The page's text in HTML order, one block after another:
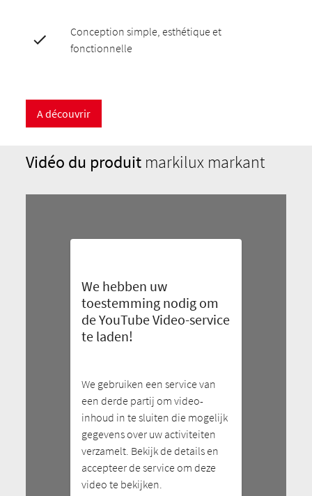
Conception simple, esthétique et
fonctionnelle
A découvrir
Vidéo du produit markilux markant
We hebben uw
toestemming nodig om
de YouTube Video-service
te laden!
We gebruiken een service van
een derde partij om video-
inhoud in te sluiten die mogelijk
gegevens over uw activiteiten
verzamelt. Bekijk de details en
accepteer de service om deze
video te bekijken.